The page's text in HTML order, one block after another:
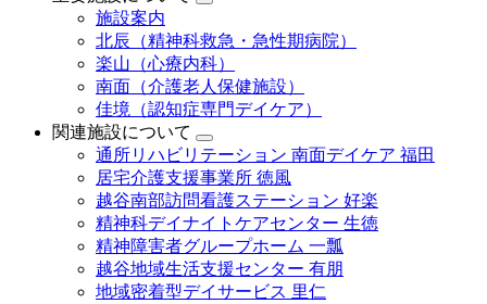
施設案内
北辰（精神科救急・急性期病院）
楽山（心療内科）
南面（介護老人保健施設）
佳境（認知症専門デイケア）
関連施設について
通所リハビリテーション 南面デイケア 福田
居宅介護支援事業所 徳風
越谷南部訪問看護ステーション 好楽
精神科デイナイトケアセンター 生徳
精神障害者グループホーム 一瓢
越谷地域生活支援センター 有朋
地域密着型デイサービス 里仁